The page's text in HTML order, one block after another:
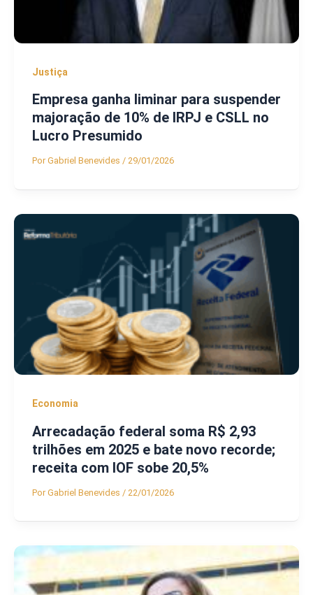
Justiça
Empresa ganha liminar para suspender
majoração de 10% de IRPJ e CSLL no
Lucro Presumido
PorGabriel Benevides / 29/01/2026
Economia
Arrecadação federal soma R$ 2,93
trilhões em 2025 e bate novo recorde;
receita com IOF sobe 20,5%
PorGabriel Benevides / 22/01/2026